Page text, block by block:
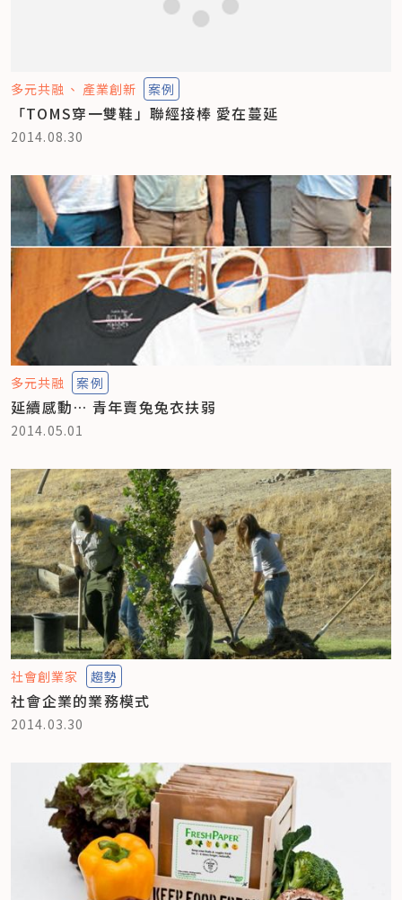
多元共融 產業創新 案例
「TOMS穿一雙鞋」聯經接棒 愛在蔓延
2014.08.30
多元共融 案例
延續感動… 青年賣兔兔衣扶弱
2014.05.01
社會創業家 趨勢
社會企業的業務模式
2014.03.30